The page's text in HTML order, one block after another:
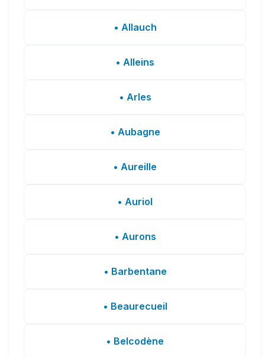
• Allauch
• Alleins
• Arles
• Aubagne
• Aureille
• Auriol
• Aurons
• Barbentane
• Beaurecueil
• Belcodène